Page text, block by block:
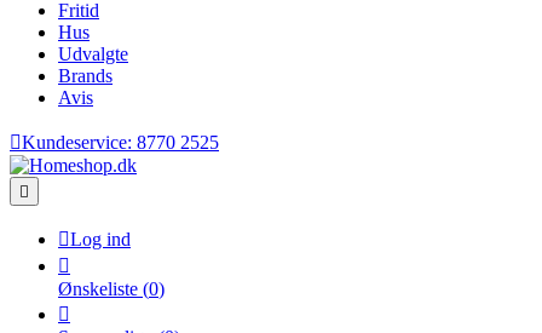
Fritid
Hus
Udvalgte
Brands
Avis
Kundeservice: 8770 2525

Log ind

Ønskeliste (0)
